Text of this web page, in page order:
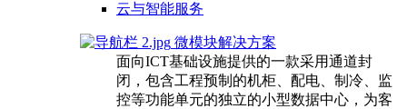
云与智能服务
微模块解决方案
面向ICT基础设施提供的一款采用通道封
闭，包含工程预制的机柜、配电、制冷、监
控等功能单元的独立的小型数据中心，为客